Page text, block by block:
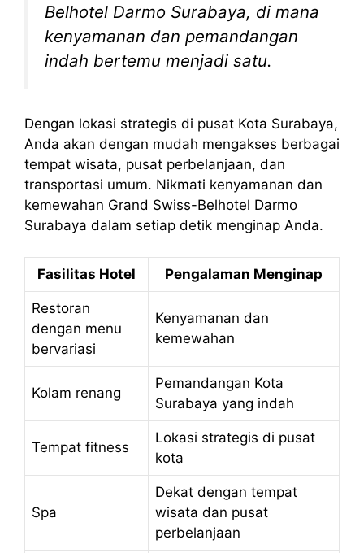
Belhotel Darmo Surabaya, di mana
kenyamanan dan pemandangan
indah bertemu menjadi satu.
Dengan lokasi strategis di pusat Kota Surabaya,
Anda akan dengan mudah mengakses berbagai
tempat wisata, pusat perbelanjaan, dan
transportasi umum. Nikmati kenyamanan dan
kemewahan Grand Swiss-Belhotel Darmo
Surabaya dalam setiap detik menginap Anda.
Fasilitas Hotel Pengalaman Menginap
Restoran
dengan menu
bervariasi
Kenyamanan dan
kemewahan
Kolam renang
Pemandangan Kota
Surabaya yang indah
Tempat fitness
Lokasi strategis di pusat
kota
Spa
Dekat dengan tempat
wisata dan pusat
perbelanjaan